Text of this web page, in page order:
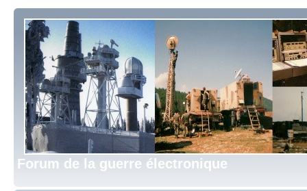
Forum de la guerre électronique